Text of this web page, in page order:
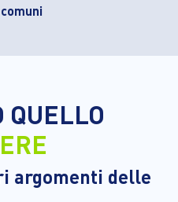
QUELLO
argomenti delle